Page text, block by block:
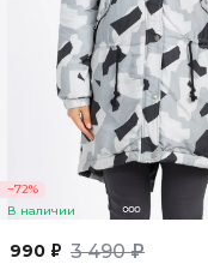
−72%
В наличии
990 ₽ 3 490 ₽